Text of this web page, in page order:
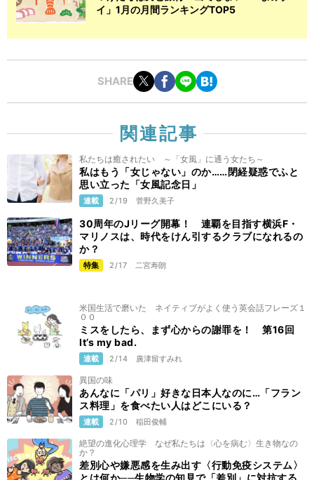
イ」1月の月間ランキングTOP5
SHARE
関連記事
私たちは癒されたい ～「女風」に通う女たち～
私はもう「女じゃない」のか……閉経疑惑でふと
思い立った「女風記念日」
連載 2/19 菅野久美子
30周年のJリーグ開幕！ 連覇を目指す横浜F・
マリノスは、時代をけん引するクラブになれるの
か？
特集 2/17 二宮寿朗
米国生活で磨いた ネイティブがよく使う英会話フレーズ１
００
ミスをしたら、まず心からの謝罪を！ 第16回
It’s my bad.
連載 2/14 廣津留すみれ
異国の味
あんなに「パリ」好きな日本人なのに…「フラン
ス料理」を食べたい人はどこにいる？
連載 2/10 稲田俊輔
絶望の進化心理学 なぜ私たちは〈心を病む〉生き物なの
か？
差別心や嫌悪感を生み出す〈行動免疫システム〉
とは何か──生物学の知見で「差別」に対抗する